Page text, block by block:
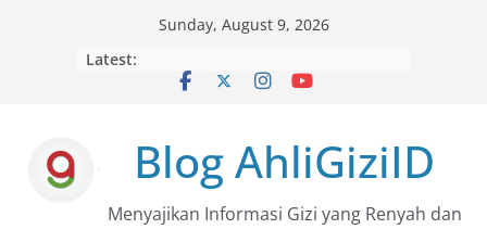
Sunday, August 9, 2026
Latest:
Blog AhliGiziID
Menyajikan Informasi Gizi yang Renyah dan